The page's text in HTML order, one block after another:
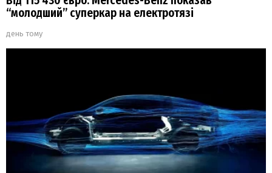
“молодший” суперкар на електротязі
день тому